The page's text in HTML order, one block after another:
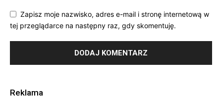
Zapisz moje nazwisko, adres e-mail i stronę internetową w
tej przeglądarce na następny raz, gdy skomentuję.
Reklama